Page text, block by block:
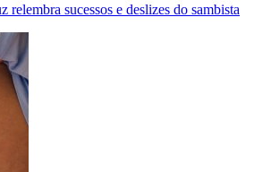
sucessos e deslizes do sambista